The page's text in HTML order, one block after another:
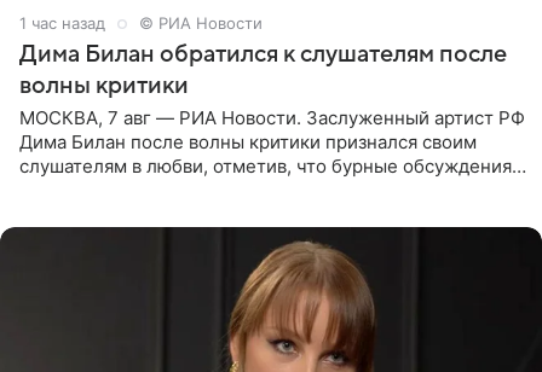
1 час назад © РИА Новости
Дима Билан обратился к слушателям после
волны критики
МОСКВА, 7 авг — РИА Новости. Заслуженный артист РФ
Дима Билан после волны критики признался своим
слушателям в любви, отметив, что бурные обсуждения